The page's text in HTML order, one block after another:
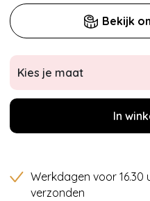
Bekijk
Kies je maat
In
Werkdagen voor
verzonden